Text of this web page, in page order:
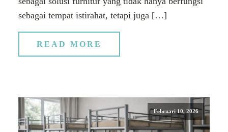
sebagai tempat istirahat, tetapi juga […]
READ MORE
Februari 10, 2026